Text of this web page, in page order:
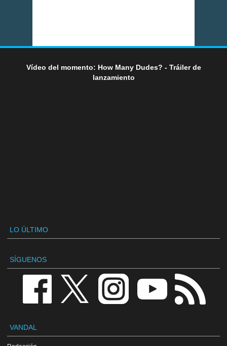
Vídeo del momento: How Many Dudes? - Tráiler de
lanzamiento
LO ÚLTIMO
SÍGUENOS
VANDAL